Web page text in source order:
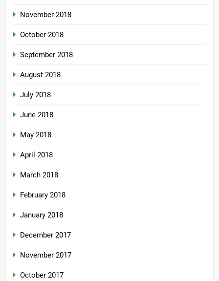
November 2018
October 2018
September 2018
August 2018
July 2018
June 2018
May 2018
April 2018
March 2018
February 2018
January 2018
December 2017
November 2017
October 2017